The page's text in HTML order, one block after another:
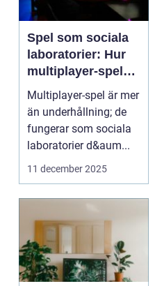
Spel som sociala
laboratorier: Hur
multiplayer-spel
speglar mänskligt
beteende
Multiplayer-spel är mer
än underhållning; de
fungerar som sociala
laboratorier d&aum...
11 december 2025